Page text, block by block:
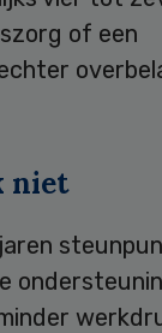
of een
niet